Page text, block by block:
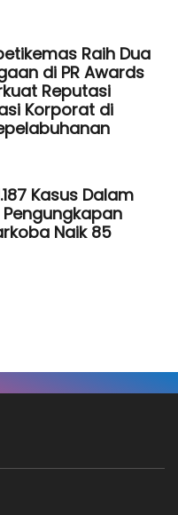
Raih Dua
di PR Awards
Reputasi
Korporat di
Kasus Dalam
Pengungkapan
Naik 85